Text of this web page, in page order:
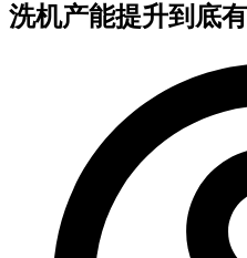
洗机产能提升到底